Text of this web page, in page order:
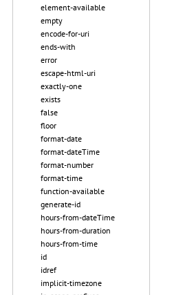
element-available
empty
encode-for-uri
ends-with
error
escape-html-uri
exactly-one
exists
false
floor
format-date
format-dateTime
format-number
format-time
function-available
generate-id
hours-from-dateTime
hours-from-duration
hours-from-time
id
idref
implicit-timezone